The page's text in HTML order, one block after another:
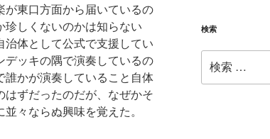
が東口方面から届いているの
珍しくないのかは知らない
治体として公式で支援してい
デッキの隅で演奏しているの
誰かが演奏していること自体
はずだったのだが、なぜかそ
々ならぬ興味を覚えた。
検索
索: